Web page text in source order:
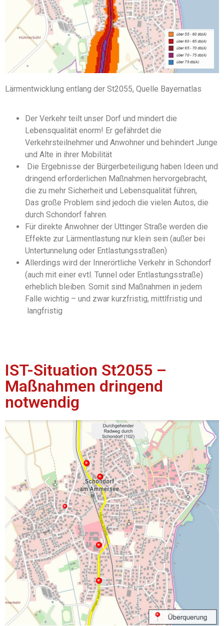
Lärmentwicklung entlang der St2055, Quelle Bayernatlas
Der Verkehr teilt unser Dorf und mindert die
Lebensqualität enorm! Er gefährdet die
Verkehrsteilnehmer und Anwohner und behindert Junge
und Alte in ihrer Mobilität
Die Ergebnisse der Bürgerbeteiligung haben Ideen und
dringend erforderlichen Maßnahmen hervorgebracht,
die zu mehr Sicherheit und Lebensqualität führen,
Das große Problem sind jedoch die vielen Autos, die
durch Schondorf fahren.
Für direkte Anwohner der Uttinger Straße werden die
Effekte zur Lärmentlastung nur klein sein (außer bei
Untertunnelung oder Entlastungsstraßen)
Allerdings wird der Innerörtliche Verkehr in Schondorf
(auch mit einer evtl. Tunnel oder Entlastungsstraße)
erheblich bleiben. Somit sind Maßnahmen in jedem
Falle wichtig – und zwar kurzfristig, mittlfristig und
langfristig
IST-Situation St2055 –
Maßnahmen dringend
notwendig